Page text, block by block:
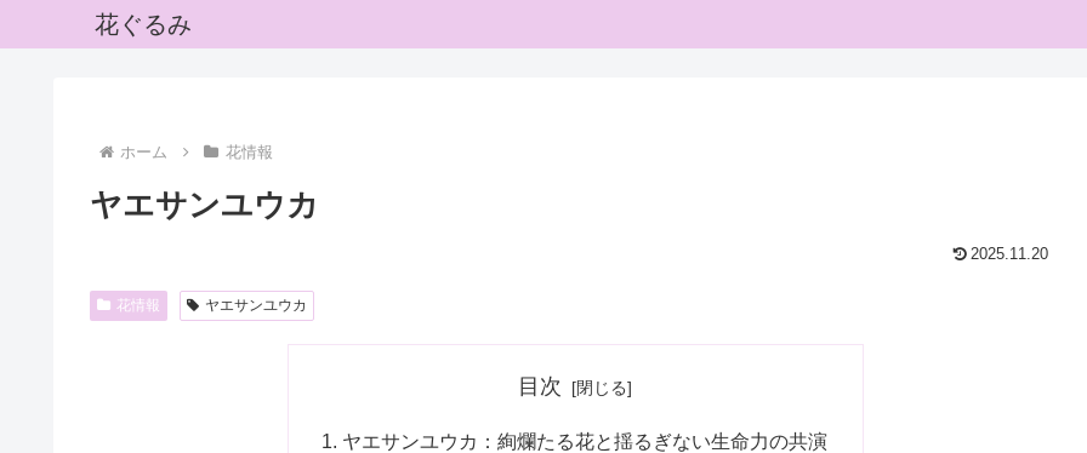
花ぐるみ
ホーム 花情報
ヤエサンユウカ
2025.11.20
花情報 ヤエサンユウカ
目次
ヤエサンユウカ：絢爛たる花と揺るぎない生命力の共演